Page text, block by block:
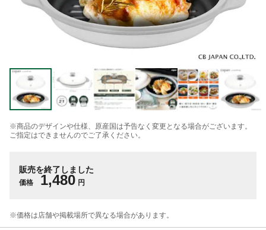
※商品のデザインや仕様、原産国は予告なく変更となる場合がございます。
ご指定はできませんのでご了承ください。
販売を終了しました
価格 1,480 円
※価格は​店舗や​掲載場所で​異なる​場合が​あります。